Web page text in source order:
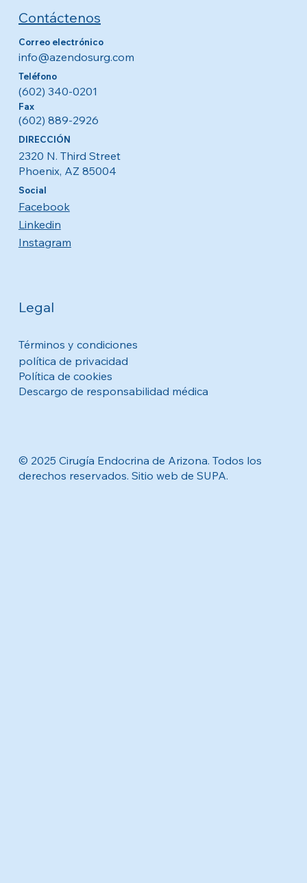
Contáctenos
Correo electrónico
info@azendosurg.com
Teléfono
(602) 340-0201
Fax
(602) 889-2926
DIRECCIÓN
2320 N. Third Street
Phoenix, AZ 85004
Social
Facebook
Linkedin
Instagram
Legal
política de privacidad
Términos y condiciones
Política de cookies
Descargo de responsabilidad médica
© 2025 Cirugía Endocrina de Arizona. Todos los
derechos reservados. Sitio web de SUPA.